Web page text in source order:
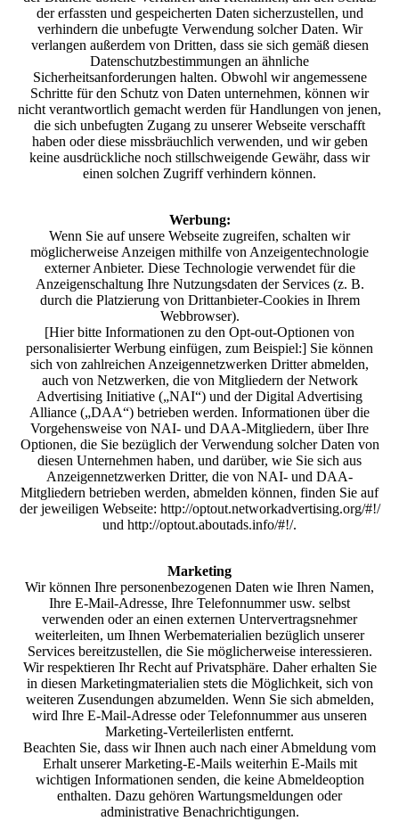
der erfassten und gespeicherten Daten sicherzustellen, und
verhindern die unbefugte Verwendung solcher Daten. Wir
verlangen außerdem von Dritten, dass sie sich gemäß diesen
Datenschutzbestimmungen an ähnliche
Sicherheitsanforderungen halten. Obwohl wir angemessene
Schritte für den Schutz von Daten unternehmen, können wir
nicht verantwortlich gemacht werden für Handlungen von jenen,
die sich unbefugten Zugang zu unserer Webseite verschafft
haben oder diese missbräuchlich verwenden, und wir geben
keine ausdrückliche noch stillschweigende Gewähr, dass wir
einen solchen Zugriff verhindern können.
Werbung:
Wenn Sie auf unsere Webseite zugreifen, schalten wir
möglicherweise Anzeigen mithilfe von Anzeigentechnologie
externer Anbieter. Diese Technologie verwendet für die
Anzeigenschaltung Ihre Nutzungsdaten der Services (z. B.
durch die Platzierung von Drittanbieter-Cookies in Ihrem
Webbrowser).
[Hier bitte Informationen zu den Opt-out-Optionen von
personalisierter Werbung einfügen, zum Beispiel:] Sie können
sich von zahlreichen Anzeigennetzwerken Dritter abmelden,
auch von Netzwerken, die von Mitgliedern der Network
Advertising Initiative („NAI“) und der Digital Advertising
Alliance („DAA“) betrieben werden. Informationen über die
Vorgehensweise von NAI- und DAA-Mitgliedern, über Ihre
Optionen, die Sie bezüglich der Verwendung solcher Daten von
diesen Unternehmen haben, und darüber, wie Sie sich aus
Anzeigennetzwerken Dritter, die von NAI- und DAA-
Mitgliedern betrieben werden, abmelden können, finden Sie auf
der jeweiligen Webseite: http://optout.networkadvertising.org/#!/
und http://optout.aboutads.info/#!/.
Marketing
Wir können Ihre personenbezogenen Daten wie Ihren Namen,
Ihre E-Mail-Adresse, Ihre Telefonnummer usw. selbst
verwenden oder an einen externen Untervertragsnehmer
weiterleiten, um Ihnen Werbematerialien bezüglich unserer
Services bereitzustellen, die Sie möglicherweise interessieren.
Wir respektieren Ihr Recht auf Privatsphäre. Daher erhalten Sie
in diesen Marketingmaterialien stets die Möglichkeit, sich von
weiteren Zusendungen abzumelden. Wenn Sie sich abmelden,
wird Ihre E-Mail-Adresse oder Telefonnummer aus unseren
Marketing-Verteilerlisten entfernt.
Beachten Sie, dass wir Ihnen auch nach einer Abmeldung vom
Erhalt unserer Marketing-E-Mails weiterhin E-Mails mit
wichtigen Informationen senden, die keine Abmeldeoption
enthalten. Dazu gehören Wartungsmeldungen oder
administrative Benachrichtigungen.